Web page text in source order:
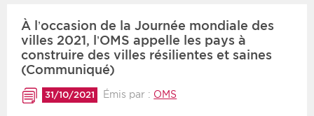
Rendez-vous des 7
prochains jours
Communiqués des 10
derniers jours
Recherche par mots clés
Rendez-vous
Communiqués
À l’occasion de la Journée mondiale des
villes 2021, l’OMS appelle les pays à
construire des villes résilientes et saines
(Communiqué)
31/10/2021 Émis par : OMS